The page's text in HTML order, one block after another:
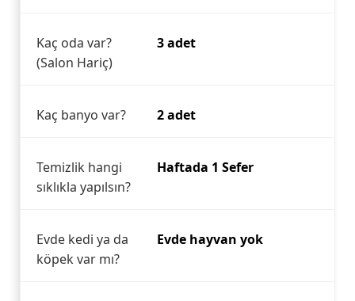
Kaç oda var?
(Salon Hariç)
3 adet
Kaç banyo var? 2 adet
Temizlik hangi
sıklıkla yapılsın?
Haftada 1 Sefer
Evde kedi ya da
köpek var mı?
Evde hayvan yok